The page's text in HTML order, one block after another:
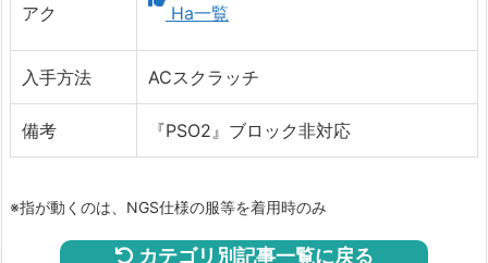
アク
Ha一覧
入手方法 ACスクラッチ
備考 『PSO2』ブロック非対応
※指が動くのは、NGS仕様の服等を着用時のみ
カテゴリ別記事一覧に戻る